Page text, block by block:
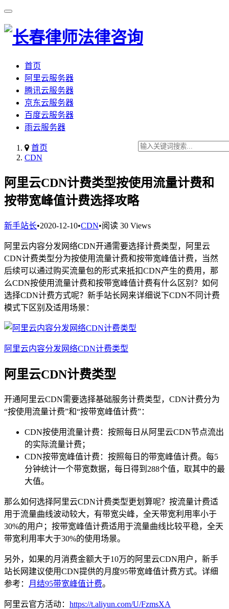
首页
阿里云服务器
腾讯云服务器
京东云服务器
百度云服务器
雨云服务器
首页
CDN
阿里云CDN计费类型按使用流量计费和
按带宽峰值计费选择攻略
新手站长•2020-12-10•CDN•阅读 30 Views
阿里云内容分发网络CDN开通需要选择计费类型，阿里云
CDN计费类型分为按使用流量计费和按带宽峰值计费，当然
后续可以通过购买流量包的形式来抵扣CDN产生的费用，那
么CDN按使用流量计费和按带宽峰值计费有什么区别？如何
选择CDN计费方式呢？新手站长网来详细说下CDN不同计费
模式下区别及适用场景：
阿里云内容分发网络CDN计费类型
阿里云CDN计费类型
开通阿里云CDN需要选择基础服务计费类型，CDN计费分为
“按使用流量计费”和“按带宽峰值计费”：
CDN按使用流量计费：按照每日从阿里云CDN节点流出
的实际流量计费；
CDN按带宽峰值计费：按照每日的带宽峰值计费。每5
分钟统计一个带宽数据，每日得到288个值，取其中的最
大值。
那么如何选择阿里云CDN计费类型更划算呢？按流量计费适
用于流量曲线波动较大，有带宽尖峰，全天带宽利用率小于
30%的用户；按带宽峰值计费适用于流量曲线比较平稳，全天
带宽利用率大于30%的使用场景。
另外，如果的月消费金额大于10万的阿里云CDN用户，新手
站长网建议使用CDN提供的月度95带宽峰值计费方式。详细
参考：
月结95带宽峰值计费。
阿里云官方活动： https://t.aliyun.com/U/FzmsXA